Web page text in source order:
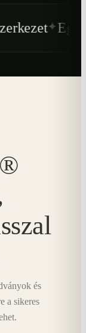
és
a sikeres